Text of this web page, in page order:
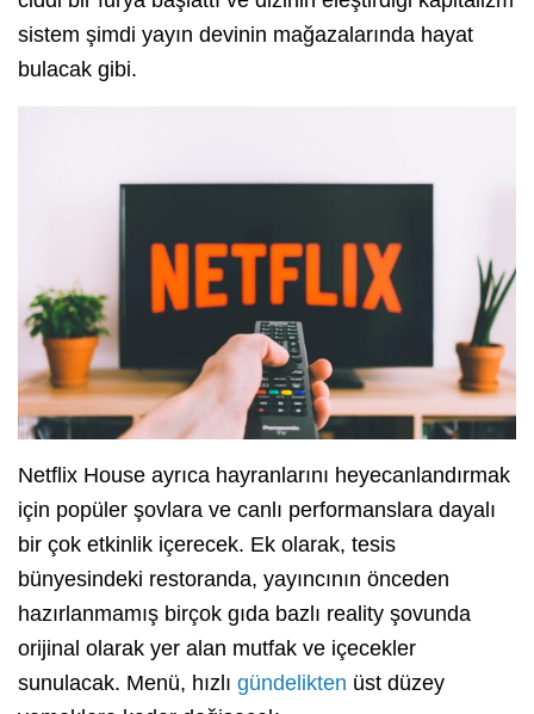
sistem şimdi yayın devinin mağazalarında hayat
bulacak gibi.
Netflix House ayrıca hayranlarını heyecanlandırmak
için popüler şovlara ve canlı performanslara dayalı
bir çok etkinlik içerecek. Ek olarak, tesis
bünyesindeki restoranda, yayıncının önceden
hazırlanmamış birçok gıda bazlı reality şovunda
orijinal olarak yer alan mutfak ve içecekler
sunulacak. Menü, hızlı gündelikten üst düzey